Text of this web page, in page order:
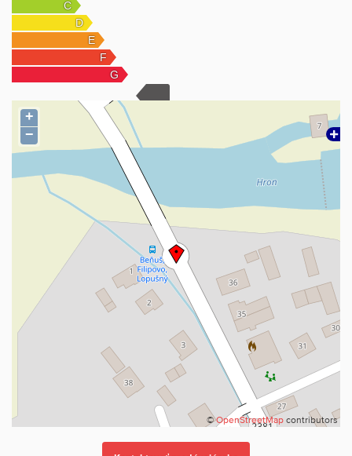
internet + kamerový systém
spevnené plochy a parkovanie priamo na pozemku
POZEMOK, KTORÝ PREDÁVA DOM:
840 m² slnečného priestoru
ideálny na oddych, záhradu, bazén alebo rodinné aktivity
dostatok súkromia aj praktického využitia
PRE KOHO JE DOM IDEÁLNY?
rodina, ktorá chce bývať bez ďalších investícií
klient, ktorý hľadá kombináciu priestoru a súkromia
investor – možnosť prenájmu alebo ďalšieho zhodnotenia
Dom, ktorý má príbeh, kvalitu a zároveň moderný komfort. Stačí
prísť a zamilovať sa.
+
−
©OpenStreetMap contributors